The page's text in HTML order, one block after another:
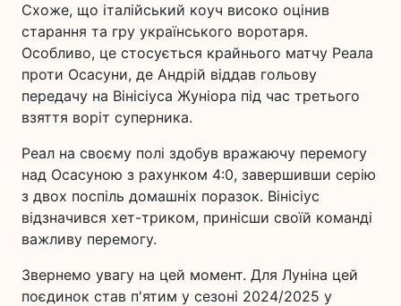
Схоже, що італійський коуч високо оцінив
старання та гру українського воротаря.
Особливо, це стосується крайнього матчу Реала
проти Осасуни, де Андрій віддав гольову
передачу на Вінісіуса Жуніора під час третього
взяття воріт суперника.
Реал на своєму полі здобув вражаючу перемогу
над Осасуною з рахунком 4:0, завершивши серію
з двох поспіль домашніх поразок. Вінісіус
відзначився хет-триком, принісши своїй команді
важливу перемогу.
Звернемо увагу на цей момент. Для Луніна цей
поєдинок став п'ятим у сезоні 2024/2025 у